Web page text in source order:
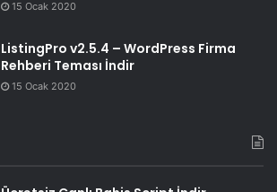
15 Ocak 2020
ListingPro v2.5.4 – WordPress Firma
Rehberi Teması İndir
15 Ocak 2020